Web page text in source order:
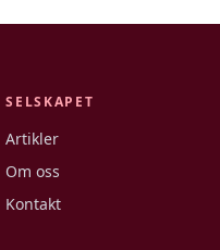
SELSKAPET
Artikler
Om oss
Kontakt